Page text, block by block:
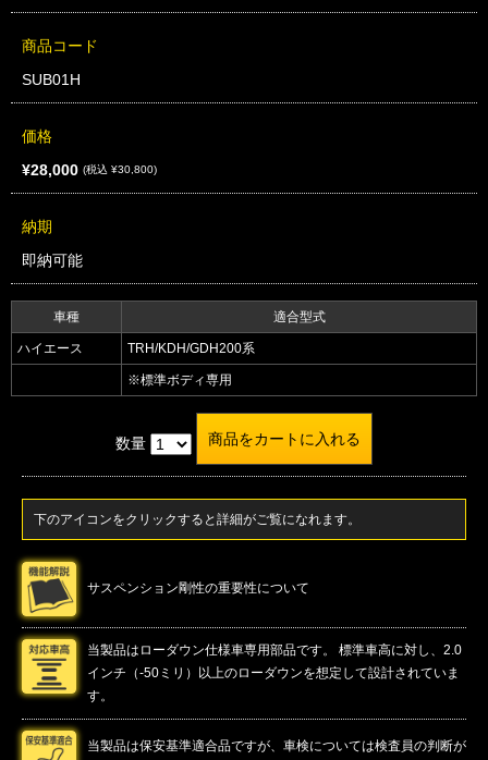
商品コード
SUB01H
価格
¥28,000 (税込 ¥30,800)
納期
即納可能
車種 適合型式
ハイエース TRH/KDH/GDH200系
※標準ボディ専用
数量
下のアイコンをクリックすると詳細がご覧になれます。
サスペンション剛性の重要性について
当製品はローダウン仕様車専用部品です。 標準車高に対し、2.0
インチ（-50ミリ）以上のローダウンを想定して設計されていま
す。
当製品は保安基準適合品ですが、車検については検査員の判断が